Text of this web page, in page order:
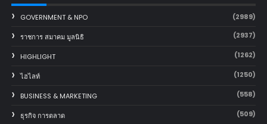
GOVERNMENT & NPO (2989)
ราชการ สมาคม มูลนิธิ (2937)
HIGHLIGHT (1262)
ไฮไลท์ (1250)
BUSINESS & MARKETING (558)
ธุรกิจ การตลาด (509)